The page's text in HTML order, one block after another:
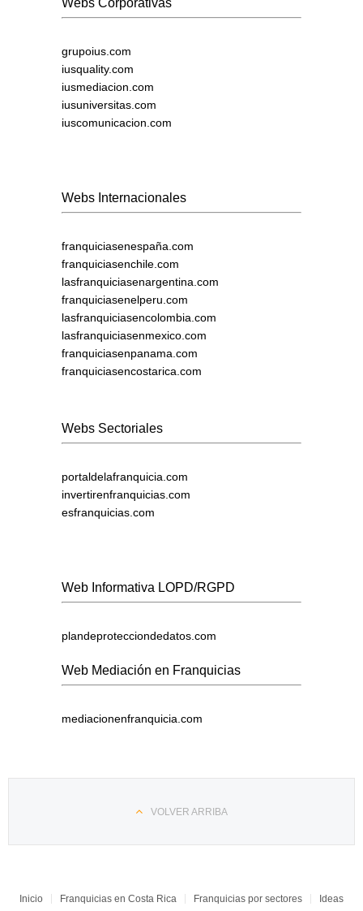
Webs Corporativas
grupoius.com
iusquality.com
iusmediacion.com
iusuniversitas.com
iuscomunicacion.com
Webs Internacionales
franquiciasenespaña.com
franquiciasenchile.com
lasfranquiciasenargentina.com
franquiciasenelperu.com
lasfranquiciasencolombia.com
lasfranquiciasenmexico.com
franquiciasenpanama.com
franquiciasencostarica.com
Webs Sectoriales
portaldelafranquicia.com
invertirenfranquicias.com
esfranquicias.com
Web Informativa LOPD/RGPD
plandeprotecciondedatos.com
Web Mediación en Franquicias
mediacionenfranquicia.com
VOLVER ARRIBA
Inicio Franquicias en Costa Rica Franquicias por sectores Ideas